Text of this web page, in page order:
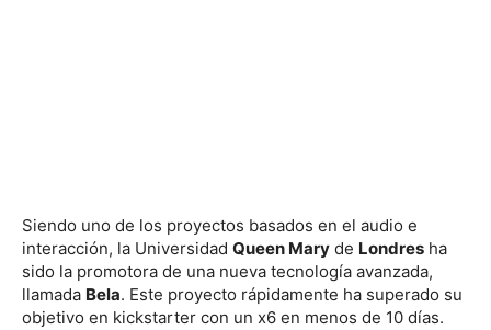
Siendo uno de los proyectos basados en el audio e
interacción, la Universidad Queen Mary de Londres ha
sido la promotora de una nueva tecnología avanzada,
llamada Bela. Este proyecto rápidamente ha superado su
objetivo en kickstarter con un x6 en menos de 10 días.